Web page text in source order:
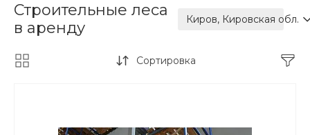
Строительные леса
в аренду
Киров, Кировская обл.
Сортировка